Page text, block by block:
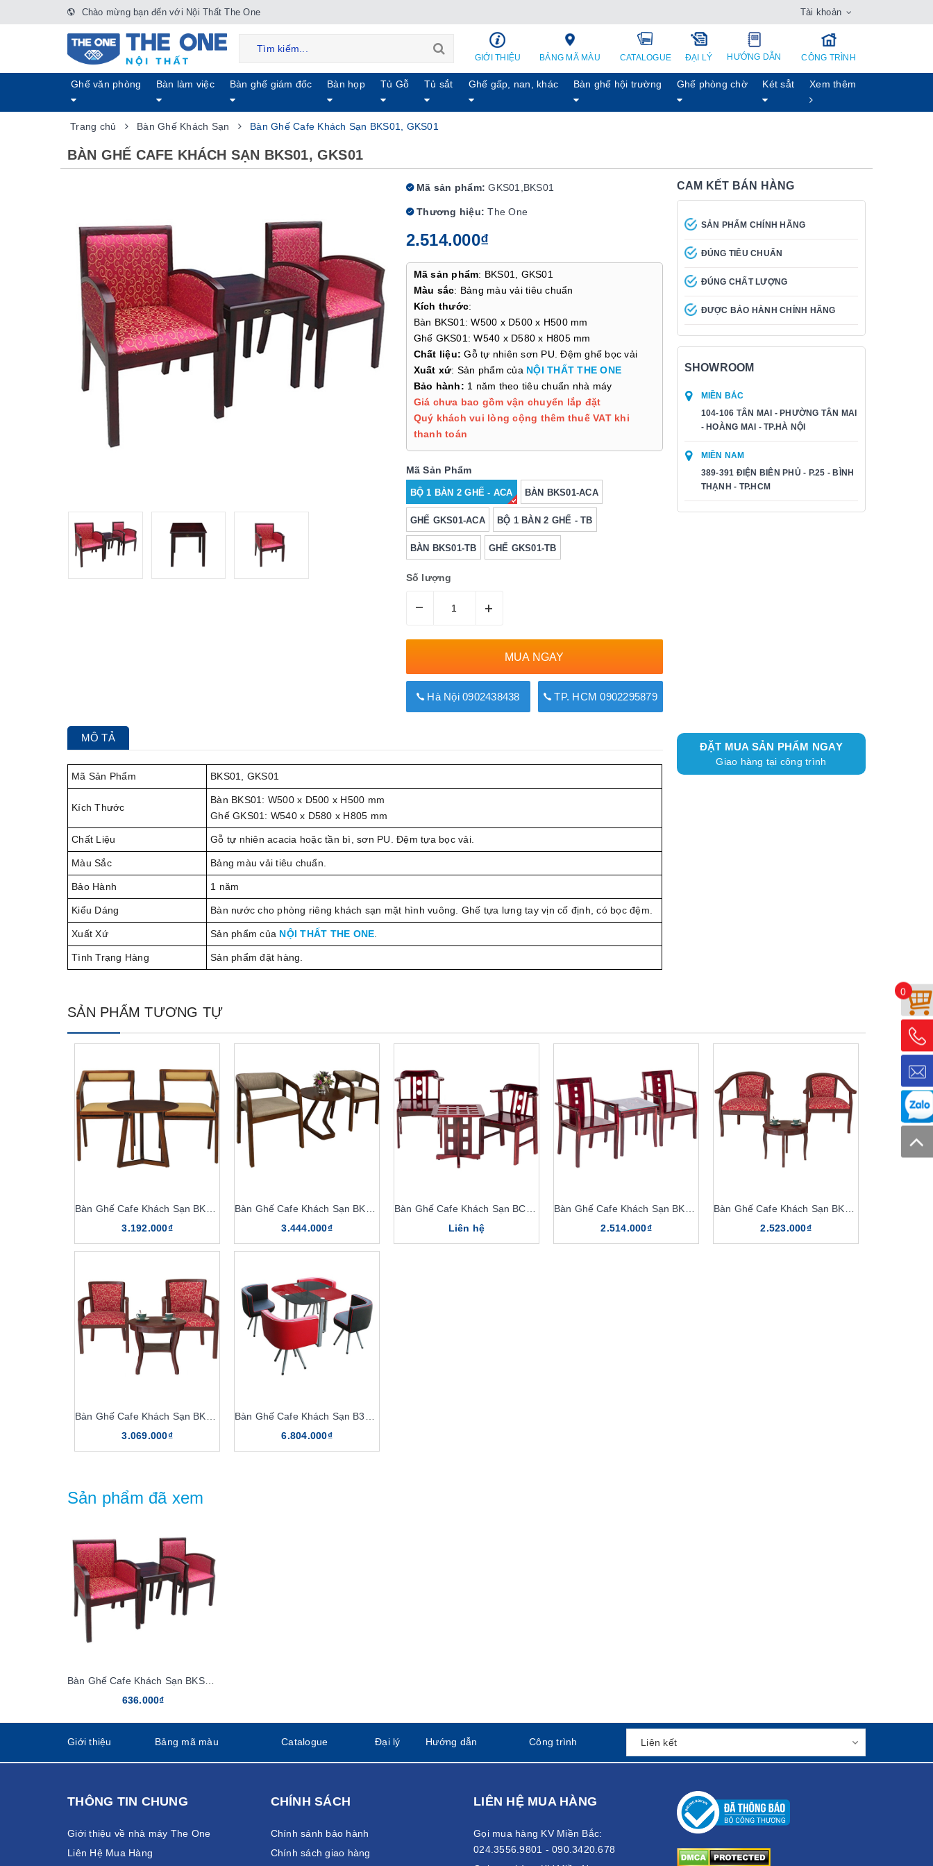
Chào mừng bạn đến với Nội Thất The One Tài khoản
GIỚI THIỆU BẢNG MÃ MÀU CATALOGUE ĐẠI LÝ HƯỚNG DẪN CÔNG TRÌNH
Ghế văn phòng Bàn làm việc Bàn ghế giám đốc Bàn họp Tủ Gỗ Tủ sắt Ghế gấp, nan, khác Bàn ghế hội trường Ghế phòng chờ Két sẳt Xem thêm
Trang chủ Bàn Ghế Khách Sạn Bàn Ghế Cafe Khách Sạn BKS01, GKS01
BÀN GHẾ CAFE KHÁCH SẠN BKS01, GKS01
Mã sản phẩm: GKS01,BKS01
Thương hiệu: The One
2.514.000₫
Mã sản phẩm: BKS01, GKS01
Màu sắc: Bảng màu vải tiêu chuẩn
Kích thước:
Bàn BKS01: W500 x D500 x H500 mm
Ghế GKS01: W540 x D580 x H805 mm
Chất liệu: Gỗ tự nhiên sơn PU. Đệm ghế bọc vải
Xuất xứ: Sản phẩm của NỘI THẤT THE ONE
Bảo hành: 1 năm theo tiêu chuẩn nhà máy
Giá chưa bao gồm vận chuyển lắp đặt
Quý khách vui lòng cộng thêm thuế VAT khi
thanh toán
Mã Sản Phẩm
BỘ 1 BÀN 2 GHẾ - ACA BÀN BKS01-ACA
GHẾ GKS01-ACA BỘ 1 BÀN 2 GHẾ - TB
BÀN BKS01-TB GHẾ GKS01-TB
Số lượng
– +
MUA NGAY
Hà Nội 0902438438 TP. HCM 0902295879
CAM KẾT BÁN HÀNG
SẢN PHẨM CHÍNH HÃNG
ĐÚNG TIÊU CHUẨN
ĐÚNG CHẤT LƯỢNG
ĐƯỢC BẢO HÀNH CHÍNH HÃNG
SHOWROOM
MIỀN BẮC
104-106 TÂN MAI - PHƯỜNG TÂN MAI
- HOÀNG MAI - TP.HÀ NỘI
MIỀN NAM
389-391 ĐIỆN BIÊN PHỦ - P.25 - BÌNH
THẠNH - TP.HCM
MÔ TẢ
Mã Sản Phẩm BKS01, GKS01
Kích Thước
Bàn BKS01: W500 x D500 x H500 mm
Ghế GKS01: W540 x D580 x H805 mm
Chất Liệu Gỗ tự nhiên acacia hoặc tần bì, sơn PU. Đệm tựa bọc vải.
Màu Sắc Bảng màu vải tiêu chuẩn.
Bảo Hành 1 năm
Kiểu Dáng Bàn nước cho phòng riêng khách sạn mặt hình vuông. Ghế tựa lưng tay vịn cố định, có bọc đệm.
Xuất Xứ Sản phẩm của NỘI THẤT THE ONE
Tình Trạng Hàng Sản phẩm đặt hàng.
ĐẶT MUA SẢN PHẨM NGAY
Giao hàng tại công trình
SẢN PHẨM TƯƠNG TỰ
3.192.000₫
3.444.000₫
Liên hệ
2.514.000₫
2.523.000₫
3.069.000₫
6.804.000₫
Sản phẩm đã xem
Bàn Ghế Cafe Khách Sạn BKS01, GKS01
636.000₫
0
Giới thiệu Bảng mã màu Catalogue Đại lý Hướng dẫn Công trình
THÔNG TIN CHUNG
Giới thiệu về nhà máy The One
Liên Hệ Mua Hàng
CHÍNH SÁCH
Chính sánh bảo hành
Chính sách giao hàng
LIÊN HỆ MUA HÀNG
Gọi mua hàng KV Miền Bắc:
024.3556.9801 - 090.3420.678